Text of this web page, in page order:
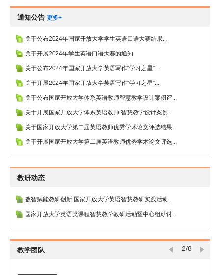
通知公告 更多+
关于公布2024年国家开放大学学生英语口语大赛结果...
关于开展2024年学生英语口语大赛的通知
关于公布2024年国家开放大学英语写作“学习之星”...
关于开展2024年国家开放大学英语写作“学习之星”...
关于公布国家开放大学体系英语教师智慧教学设计案例评...
关于开展国家开放大学体系英语教师 智慧教学设计案例...
关于国家开放大学第二届英语教师优秀学术论文评选结果...
关于开展国家开放大学第二届英语教师优秀学术论文评选...
教研动态
数智赋能教研创新 国家开放大学英语智慧教研实践活动...
国家开放大学英语类课程智慧教学教研活动暨中心组研讨...
2/8
教学团队